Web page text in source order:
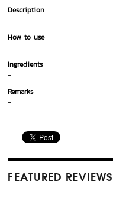
Description
-
How to use
-
Ingredients
-
Remarks
-
FEATURED REVIEWS